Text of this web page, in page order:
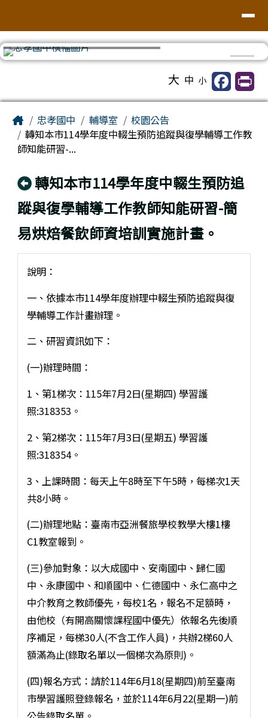
大 中 小
Home忠孝國中 輔導室
校園公告
轉知本市114學年度中輟生預防追蹤與復學輔導工作教
師知能研習-...
回上頁
轉知本市114學年度中輟生預防追
蹤與復學輔導工作教師知能研習-簡
易烘焙餐飲師資培訓實施計畫。
說明：
一、依據本市114學年度辦理中輟生預防追蹤與復
學輔導工作計畫辦理。
二、研習資訊如下：
(一)辦理時間：
1、第1梯次：115年7月2日(星期四) 學習護
照:318353。
2、第2梯次：115年7月3日(星期五) 學習護
照:318354。
3、上課時間：每天上午8時至下午5時，每梯次1天
共8小時。
(二)辦理地點：臺南市亞洲餐旅學校教學大樓1樓
C1教室報到。
(三)參加對象：以大成國中、安南國中、歸仁國
中、永康國中、和順國中、仁德國中、永仁高中之
中介教育之教師優先，每校1名，報名不足額時，
由他校（有開高關懷課程國中優先）依報名先後順
序補足，每梯30人(不含工作人員)，共辦2梯60人
額滿為止(錄取名單以一個梯次為原則)。
(四)報名方式：請於114年6月18(星期四)前至臺南
市學習護照登錄報名，並於114年6月22(星期一)前